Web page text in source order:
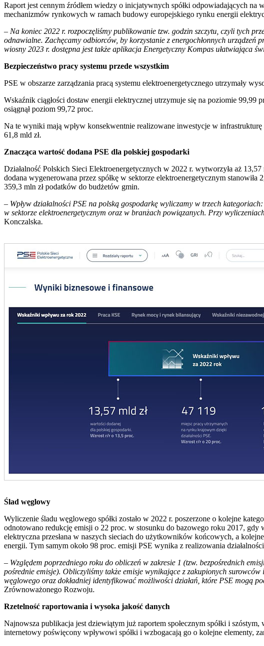
Raport jest cennym źródłem wiedzy o inicjatywnych spółki odpowiadających na
mechanizmów rynkowych w ramach budowy europejskiego rynku energii
– Na koniec 2022 r. rozpoczęliśmy publikowanie tzw. godzin szczytu, czyli tych
odnawialne. Zachęcamy odbiorców, by korzystanie z energochłonnych
wiosny 2023 r. dostępna jest także aplikacja Energetyczny Kompas ułatwiająca
Bezpieczeństwo pracy systemu przede wszystkim
PSE w obszarze zarządzania pracą systemu elektroenergetycznego utrzymały
Wskaźnik ciągłości dostaw energii elektrycznej utrzymuje się na poziomie
osiągnął poziom 99,72 proc.
Na te wyniki mają wpływ konsekwentnie realizowane inwestycje w
61,8 mld zł.
Znacząca wartość dodana PSE dla polskiej gospodarki
Działalność Polskich Sieci Elektroenergetycznych w 2022 r. wytworzyła aż
dodana wygenerowana przez spółkę w sektorze elektroenergetycznym
359,3 mln zł podatków do budżetów gmin.
– Wpływ działalności PSE na polską gospodarkę wyliczamy w trzech
w sektorze elektroenergetycznym oraz w branżach powiązanych. Przy
Konczalska.
Ślad węglowy
Wyliczenie śladu węglowego spółki zostało w 2022 r. poszerzone o kolejne
odnotowano redukcję emisji o 22 proc. w stosunku do bazowego roku 2017,
elektryczna przesłana w naszych sieciach do użytkowników końcowych, a
energii. Tym samym około 98 proc. emisji PSE wynika z realizowania
– Względem poprzedniego roku do obliczeń w zakresie 1 (tzw. bezpośrednich
pośrednie emisje). Obliczyliśmy także emisje wynikające z zakupionych
węglowego oraz dokładniej identyfikować możliwości działań, które PSE mogą
Zrównoważonego Rozwoju.
Rzetelność raportowania i wysoka jakość danych
Najnowsza publikacja jest dziewiątym już raportem społecznym spółki i
internetowy poświęcony wpływowi spółki i wzbogacają go o kolejne elementy,